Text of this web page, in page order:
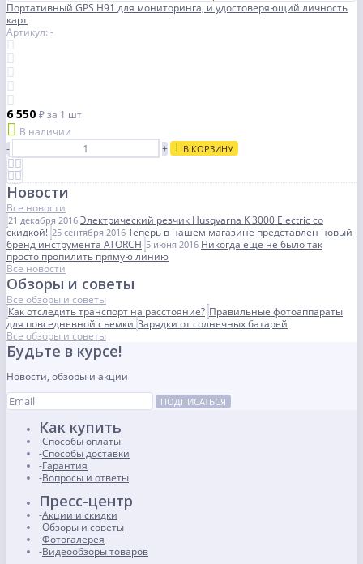
Портативный GPS H91 для мониторинга, и удостоверяющий личность
карт
Артикул: -
6 550 ₽за 1 шт
В наличии
-
+ В КОРЗИНУ
Новости
Все новости
21 декабря 2016 Электрический резчик Husqvarna K 3000 Electric со
скидкой! 25 сентября 2016 Теперь в нашем магазине представлен новый
бренд инструмента ATORCH 5 июня 2016 Никогда еще не было так
просто пропилить прямую линию
Все новости
Обзоры и советы
Все обзоры и советы
Как отследить транспорт на расстояние? Правильные фотоаппараты
для повседневной съемки Зарядки от солнечных батарей
Все обзоры и советы
Будьте в курсе!
Новости, обзоры и акции
ПОДПИСАТЬСЯ
Как купить
Способы оплаты
Способы доставки
Гарантия
Вопросы и ответы
Пресс-центр
Акции и скидки
Обзоры и советы
Фотогалерея
Видеообзоры товаров